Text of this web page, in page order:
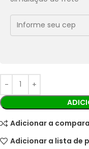
Ao finalizar sua
realizar o pagamento.
Adicionar a
Adicionar a lista de